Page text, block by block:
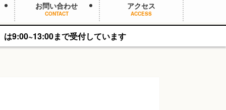
お問い合わせ
CONTACT
アクセス
ACCESS
受付しています